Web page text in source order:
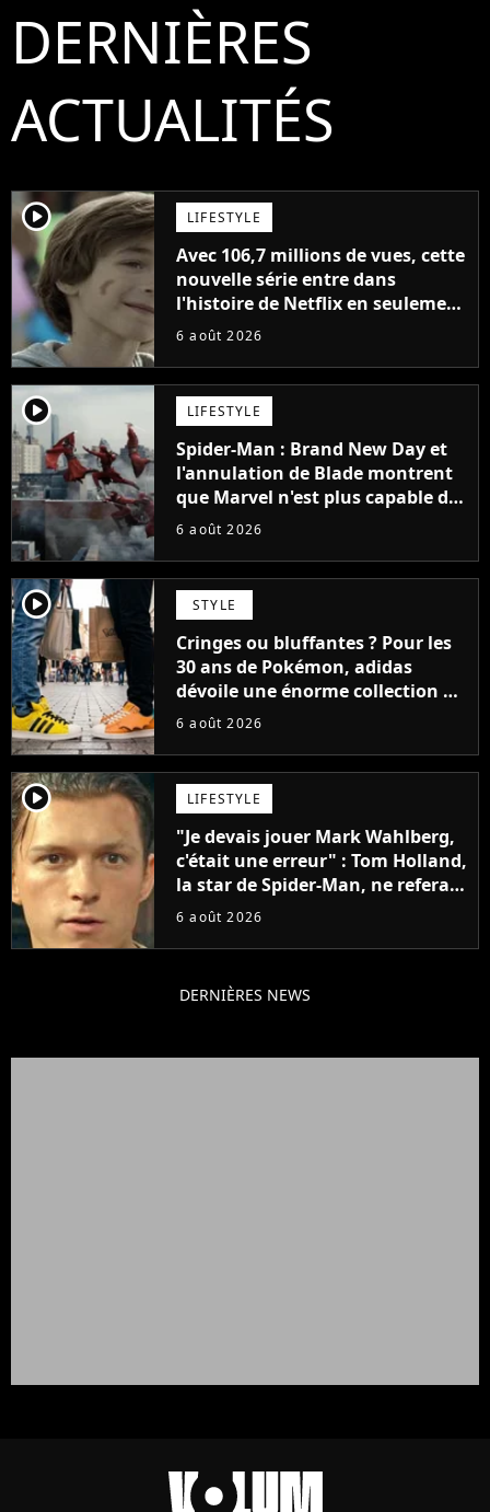
DERNIÈRES
ACTUALITÉS
player2 LIFESTYLE
Avec 106,7 millions de vues, cette
nouvelle série entre dans
l'histoire de Netflix en seulement
48 jours
6 août 2026
player2 LIFESTYLE
Spider-Man : Brand New Day et
l'annulation de Blade montrent
que Marvel n'est plus capable de
faire quoi que ce soit de simple
6 août 2026
player2 STYLE
Cringes ou bluffantes ? Pour les
30 ans de Pokémon, adidas
dévoile une énorme collection de
sneakers et je ne sais pas quoi en
6 août 2026
player2 LIFESTYLE
"Je devais jouer Mark Wahlberg,
c'était une erreur" : Tom Holland,
la star de Spider-Man, ne referait
pas ce blockbuster
6 août 2026
DERNIÈRES NEWS